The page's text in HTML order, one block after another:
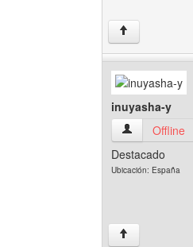
↑
inuyasha-y
inuyasha-y
Offline
Destacado
Ubicación: España
↑